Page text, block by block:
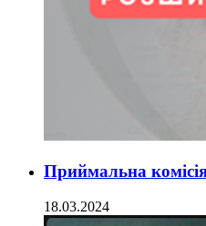
Приймальна
18.03.2024